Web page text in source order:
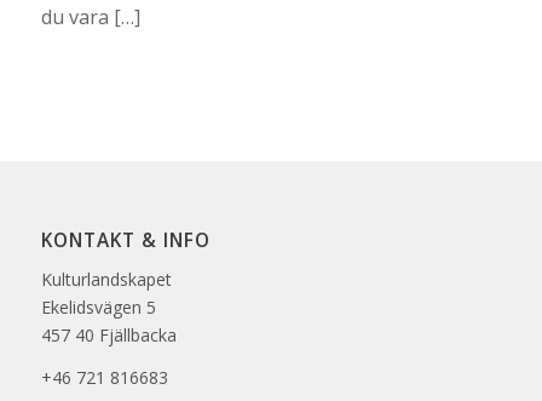
du vara […]
KONTAKT & INFO
Kulturlandskapet
Ekelidsvägen 5
457 40 Fjällbacka
+46 721 816683